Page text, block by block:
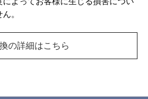
。
の詳細はこちら